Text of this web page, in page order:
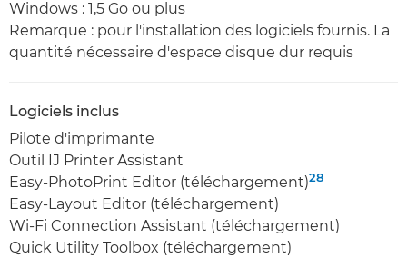
Windows : 1,5 Go ou plus
Remarque : pour l'installation des logiciels fournis. La
quantité nécessaire d'espace disque dur requis
Logiciels inclus
Pilote d'imprimante
Outil IJ Printer Assistant
Easy-PhotoPrint Editor (téléchargement)28
Easy-Layout Editor (téléchargement)
Wi-Fi Connection Assistant (téléchargement)
Quick Utility Toolbox (téléchargement)